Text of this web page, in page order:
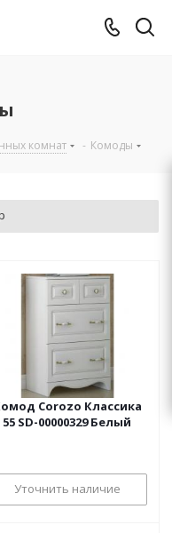
комнат - Комоды
Corozo Классика
55 SD-00000329 Белый
Уточнить наличие